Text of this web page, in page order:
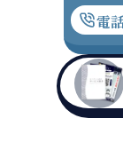
電